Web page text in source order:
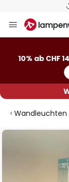
Inhalt
10% ab CHF
Wandleuchten
Zum